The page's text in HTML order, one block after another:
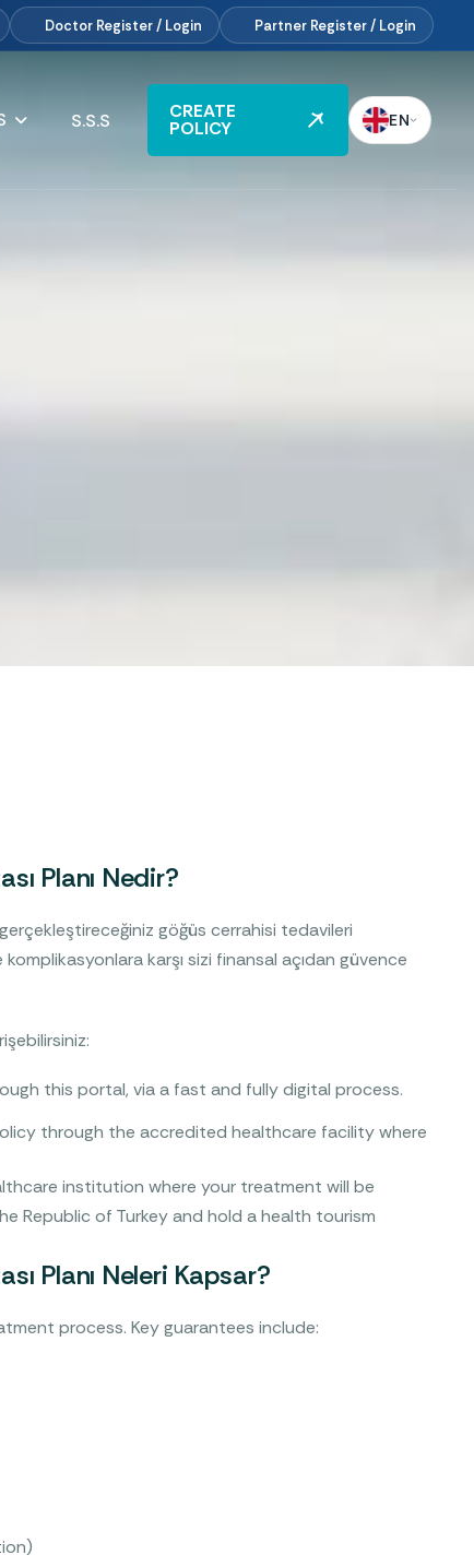
DoctorRegister / Login Partner Register / Login
S.S.S CREATE
POLICY EN
Planı Nedir?
gerçekleştireceğiniz göğüs cerrahisi tedavileri
karşı sizi finansal açıdan güvence
this portal, via a fast and fully digital process.
through the accredited healthcare facility where
institution where your treatment will be
Republic of Turkey and hold a health tourism
Planı Neleri Kapsar?
process. Key guarantees include: